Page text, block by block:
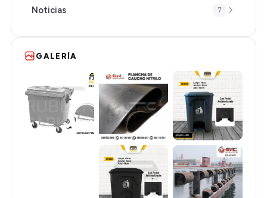
Noticias 7
GALERÍA